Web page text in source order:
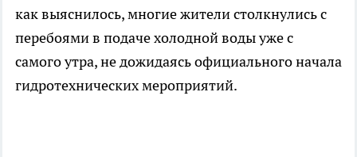
как выяснилось, многие жители столкнулись с
перебоями в подаче холодной воды уже с
самого утра, не дожидаясь официального начала
гидротехнических мероприятий.